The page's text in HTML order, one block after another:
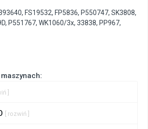
]
[ rozwiń ]
, FS19532, FP5836, P550747, SK3808,
, P551767, WK1060/3x, 33838, PP967,